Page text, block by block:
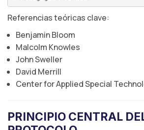
Referencias teóricas clave:
Benjamin Bloom
Malcolm Knowles
John Sweller
David Merrill
Center for Applied Special
PRINCIPIO CENTRAL